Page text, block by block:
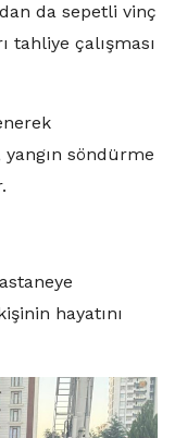
da sepetli vinç
tahliye çalışması
söndürme
hayatını